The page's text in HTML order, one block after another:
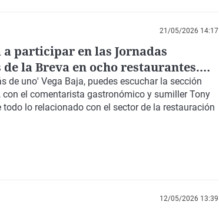
21/05/2026 14:17
participar en las Jornadas
la Breva en ocho restaurantes.
al Corte de la Breva
de uno' Vega Baja, puedes escuchar la sección
con el comentarista gastronómico y sumiller Tony
lo relacionado con el sector de la restauración
12/05/2026 13:39